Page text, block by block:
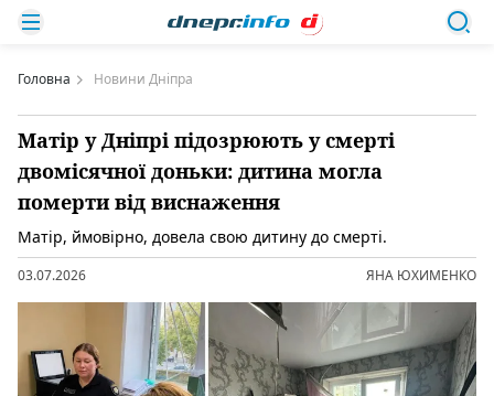
Головна Новини Дніпра
Матір у Дніпрі підозрюють у смерті
двомісячної доньки: дитина могла
померти від виснаження
Матір, ймовірно, довела свою дитину до смерті.
03.07.2026 ЯНА ЮХИМЕНКО